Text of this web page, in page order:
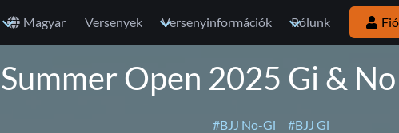
Magyar Versenyek Versenyinformációk Rólunk
Summer Open 2025 Gi &
#BJJ No-Gi #BJJ Gi